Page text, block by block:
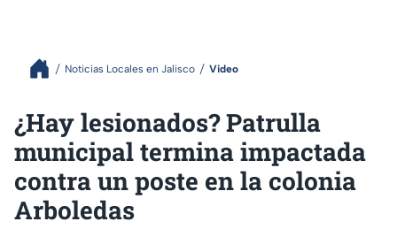
Noticias Locales en Jalisco Video
¿Hay lesionados? Patrulla
municipal termina impactada
contra un poste en la colonia
Arboledas